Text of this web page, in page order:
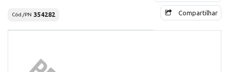
Cód./PN 354282 Compartilhar